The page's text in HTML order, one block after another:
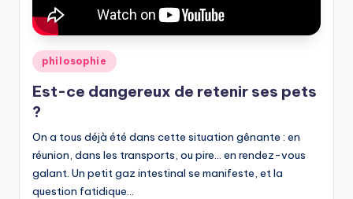
Posted
in
philosophie
Est-ce dangereux de retenir ses pets
?
On a tous déjà été dans cette situation gênante : en
réunion, dans les transports, ou pire… en rendez-vous
galant. Un petit gaz intestinal se manifeste, et la
question fatidique…